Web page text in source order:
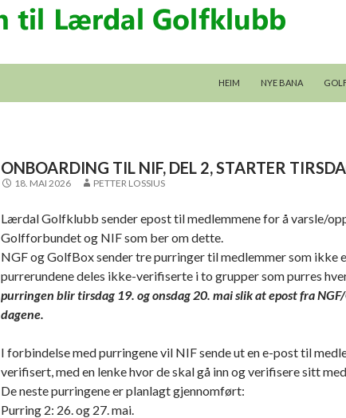
HEIM
NYE BANA
ONBOARDING TIL NIF, DEL 2, STARTER
18. MAI 2026 PETTER LOSSIUS
Lærdal Golfklubb sender epost til medlemmene for å varsle/
Golfforbundet og NIF som ber om dette.
NGF og GolfBox sender tre purringer til medlemmer som ikke
purrerundene deles ikke-verifiserte i to grupper som purres
purringen blir tirsdag 19. og onsdag 20. mai slik at epost fra
dagene.
I forbindelse med purringene vil NIF sende ut en e-post til
verifisert, med en lenke hvor de skal gå inn og verifisere sitt
De neste purringene er planlagt gjennomført:
Purring 2: 26. og 27. mai.